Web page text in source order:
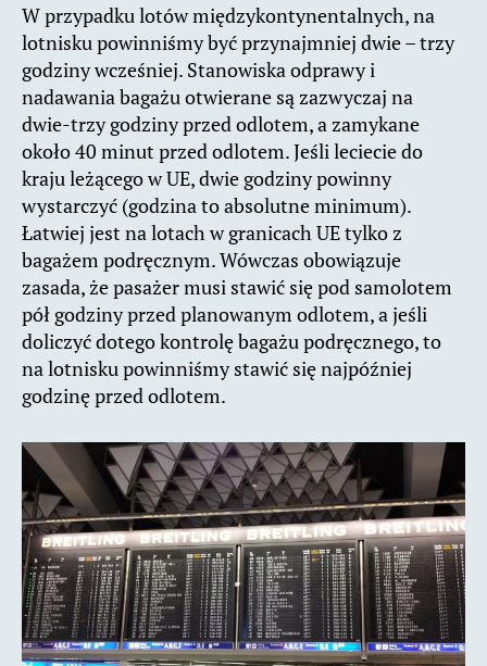
W przypadku lotów międzykontynentalnych, na
lotnisku powinniśmy być przynajmniej dwie – trzy
godziny wcześniej. Stanowiska odprawy i
nadawania bagażu otwierane są zazwyczaj na
dwie-trzy godziny przed odlotem, a zamykane
około 40 minut przed odlotem. Jeśli leciecie do
kraju leżącego w UE, dwie godziny powinny
wystarczyć (godzina to absolutne minimum).
Łatwiej jest na lotach w granicach UE tylko z
bagażem podręcznym. Wówczas obowiązuje
zasada, że pasażer musi stawić się pod samolotem
pół godziny przed planowanym odlotem, a jeśli
doliczyć dotego kontrolę bagażu podręcznego, to
na lotnisku powinniśmy stawić się najpóźniej
godzinę przed odlotem.